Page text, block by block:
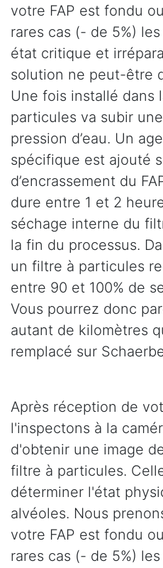
votre FAP est fondu
rares cas (- de 5%)
état critique et
solution ne peut-être
Une fois installé dans
particules va subir
pression d’eau. Un
spécifique est ajouté
d’encrassement du
dure entre 1 et 2
séchage interne du
la fin du processus.
un filtre à particules
entre 90 et 100% de
Vous pourrez donc
autant de kilomètres
remplacé sur
Après réception de
l'inspectons à la
d'obtenir une image
filtre à particules.
déterminer l'état
alvéoles. Nous
votre FAP est fondu
rares cas (- de 5%)